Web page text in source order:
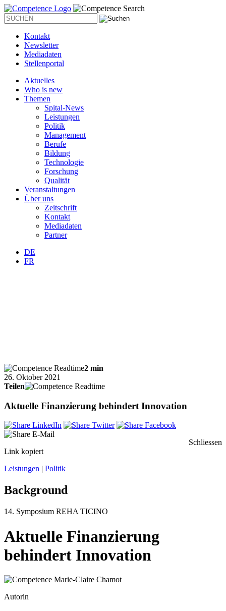
Kontakt
Newsletter
Mediadaten
Stellenportal
Aktuelles
Who is new
Themen
Spital-News
Leistungen
Politik
Management
Berufe
Bildung
Technologie
Forschung
Qualität
Veranstaltungen
Über uns
Zeitschrift
Kontakt
Mediadaten
Partner
DE
FR
2 min
26. Oktober 2021
Teilen
Aktuelle Finanzierung behindert Innovation
Link kopiert
Schliessen
Leistungen | Politik
Background
14. Symposium REHA TICINO
Aktuelle Finanzierung
behindert Innovation
Autorin